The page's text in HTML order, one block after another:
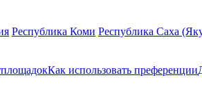
Республика Коми Республика Саха
Как использовать преференции